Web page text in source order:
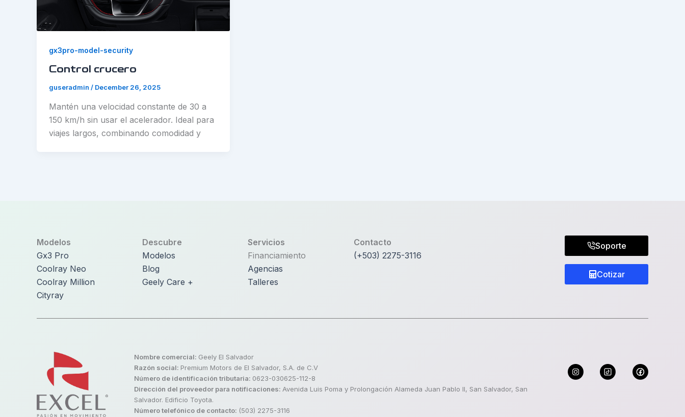
gx3pro-model-security
Control crucero
guseradmin / December 26, 2025
Mantén una velocidad constante de 30 a
150 km/h sin usar el acelerador. Ideal para
viajes largos, combinando comodidad y
Modelos
Gx3 Pro
Coolray Neo
Coolray Million
Cityray
Descubre
Modelos
Blog
Geely Care +
Servicios
Financiamiento
Agencias
Talleres
Contacto
(+503) 2275-3116
Soporte
Cotizar
Nombre comercial: Geely El Salvador
Razón social: Premium Motors de El Salvador, S.A. de C.V
Número de identificación tributaria: 0623-030625-112-8
Dirección del proveedor para notificaciones: Avenida Luis Poma y Prolongación Alameda Juan Pablo II, San Salvador, San
Salvador. Edificio Toyota.
Número telefónico de contacto: (503) 2275-3116